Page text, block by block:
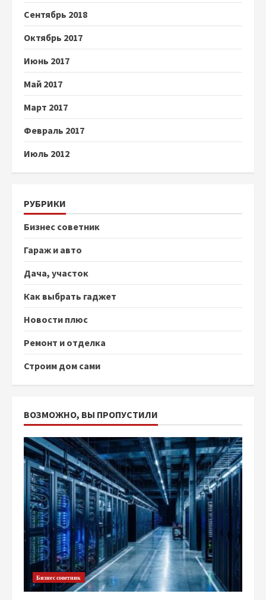
Сентябрь 2018
Октябрь 2017
Июнь 2017
Май 2017
Март 2017
Февраль 2017
Июль 2012
РУБРИКИ
Бизнес советник
Гараж и авто
Дача, участок
Как выбрать гаджет
Новости плюс
Ремонт и отделка
Строим дом сами
ВОЗМОЖНО, ВЫ ПРОПУСТИЛИ
Бизнес советник